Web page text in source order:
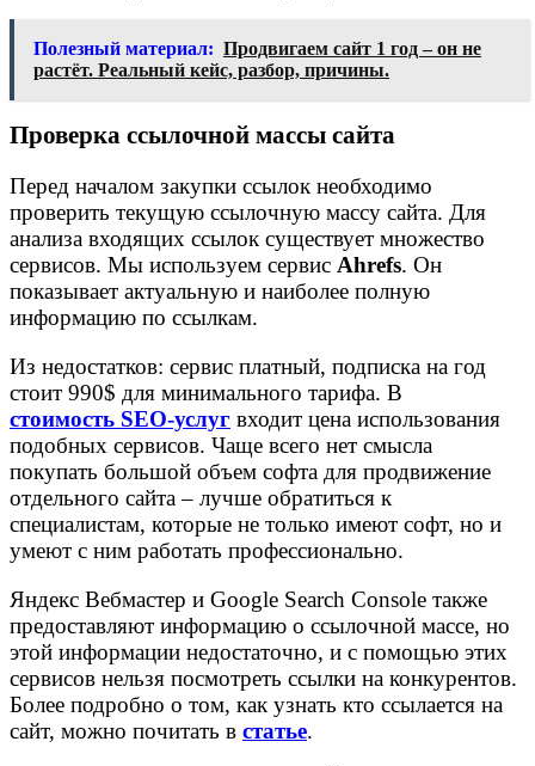
Полезный материал: Продвигаем сайт 1 год – он не
растёт. Реальный кейс, разбор, причины.
Проверка ссылочной массы сайта
Перед началом закупки ссылок необходимо
проверить текущую ссылочную массу сайта. Для
анализа входящих ссылок существует множество
сервисов. Мы используем сервис Ahrefs. Он
показывает актуальную и наиболее полную
информацию по ссылкам.
Из недостатков: сервис платный, подписка на год
стоит 990$ для минимального тарифа. В
стоимость SEO-услуг входит цена использования
подобных сервисов. Чаще всего нет смысла
покупать большой объем софта для продвижение
отдельного сайта – лучше обратиться к
специалистам, которые не только имеют софт, но и
умеют с ним работать профессионально.
Яндекс Вебмастер и Google Search Console также
предоставляют информацию о ссылочной массе, но
этой информации недостаточно, и с помощью этих
сервисов нельзя посмотреть ссылки на конкурентов.
Более подробно о том, как узнать кто ссылается на
сайт, можно почитать в статье.